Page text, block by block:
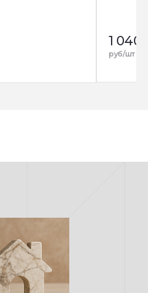
1 040
руб/шт